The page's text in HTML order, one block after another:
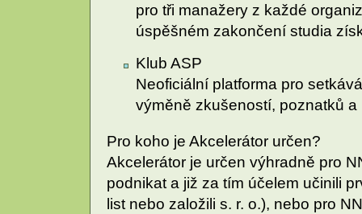
pro tři manažery z každé
úspěšném zakončení studia
Klub ASP
Neoficiální platforma pro
výměně zkušeností, poznatků
Pro koho je Akcelerátor určen?
Akcelerátor je určen výhradně pro
podnikat a již za tím účelem učinili
list nebo založili s. r. o.), nebo pro